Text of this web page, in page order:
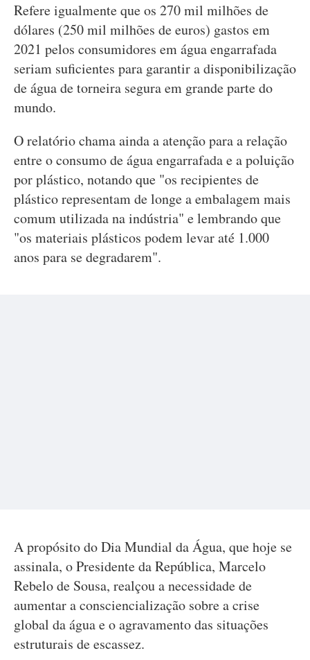
Refere igualmente que os 270 mil milhões de
dólares (250 mil milhões de euros) gastos em
2021 pelos consumidores em água engarrafada
seriam suficientes para garantir a disponibilização
de água de torneira segura em grande parte do
mundo.
O relatório chama ainda a atenção para a relação
entre o consumo de água engarrafada e a poluição
por plástico, notando que "os recipientes de
plástico representam de longe a embalagem mais
comum utilizada na indústria" e lembrando que
"os materiais plásticos podem levar até 1.000
anos para se degradarem".
A propósito do Dia Mundial da Água, que hoje se
assinala, o Presidente da República, Marcelo
Rebelo de Sousa, realçou a necessidade de
aumentar a consciencialização sobre a crise
global da água e o agravamento das situações
estruturais de escassez.